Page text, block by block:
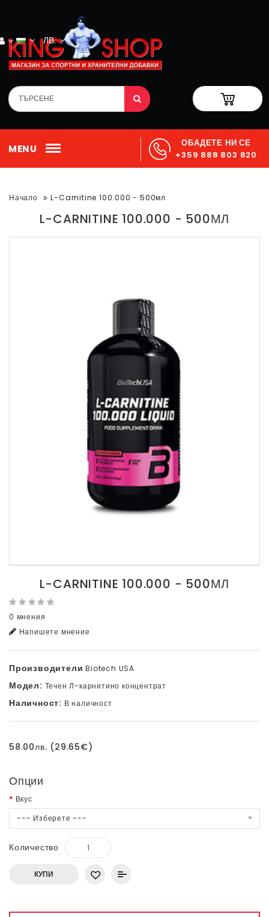
MENU
ЛВ.
ОБАДЕТЕ НИ СЕ
+359 888 803 820
Начало L-Carnitine 100.000 - 500мл
L-CARNITINE 100.000 - 500МЛ
L-CARNITINE 100.000 - 500МЛ
0 мнения
Напишете мнение
Производители Biotech USA
Модел: Течен Л-карнитино концентрат
Наличност: В наличност
58.00лв. (29.65€)
Опции
Вкус
--- Изберете ---
Количество
КУПИ